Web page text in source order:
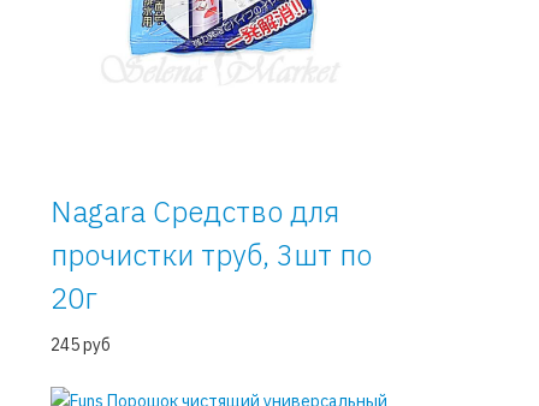
Nagara Средство для
прочистки труб, 3шт по
20г
245 руб